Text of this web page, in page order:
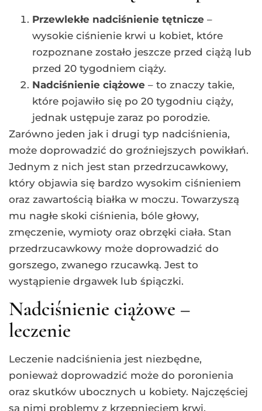
Przewlekłe nadciśnienie tętnicze –
wysokie ciśnienie krwi u kobiet, które
rozpoznane zostało jeszcze przed ciążą lub
przed 20 tygodniem ciąży.
Nadciśnienie ciążowe – to znaczy takie,
które pojawiło się po 20 tygodniu ciąży,
jednak ustępuje zaraz po porodzie.
Zarówno jeden jak i drugi typ nadciśnienia,
może doprowadzić do groźniejszych powikłań.
Jednym z nich jest stan przedrzucawkowy,
który objawia się bardzo wysokim ciśnieniem
oraz zawartością białka w moczu. Towarzyszą
mu nagłe skoki ciśnienia, bóle głowy,
zmęczenie, wymioty oraz obrzęki ciała. Stan
przedrzucawkowy może doprowadzić do
gorszego, zwanego rzucawką. Jest to
wystąpienie drgawek lub śpiączki.
Nadciśnienie ciążowe –
leczenie
Leczenie nadciśnienia jest niezbędne,
ponieważ doprowadzić może do poronienia
oraz skutków ubocznych u kobiety. Najczęściej
są nimi problemy z krzepnięciem krwi,